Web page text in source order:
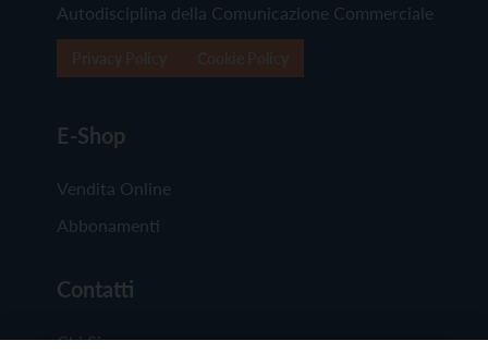
Autodisciplina della Comunicazione Commerciale
E-Shop
Vendita Online
Abbonamenti
Contatti
Chi Siamo